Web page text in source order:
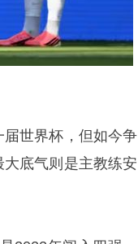
世界杯，但如今争
底气则是主教练安